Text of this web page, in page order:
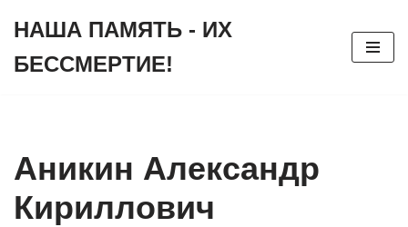
к
НАША ПАМЯТЬ - ИХ
БЕССМЕРТИЕ!
Аникин Александр
Кириллович